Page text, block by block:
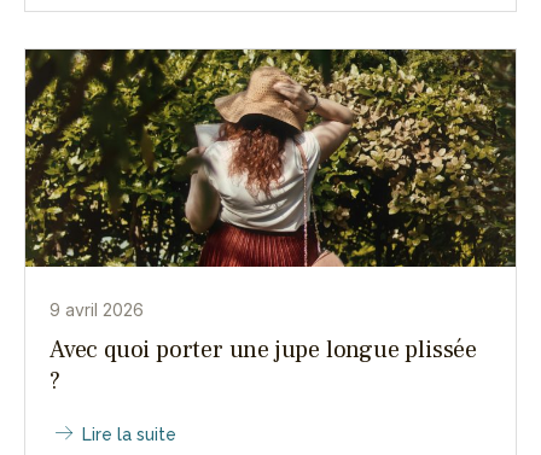
9 avril 2026
Avec quoi porter une jupe longue plissée
?
Lire la suite